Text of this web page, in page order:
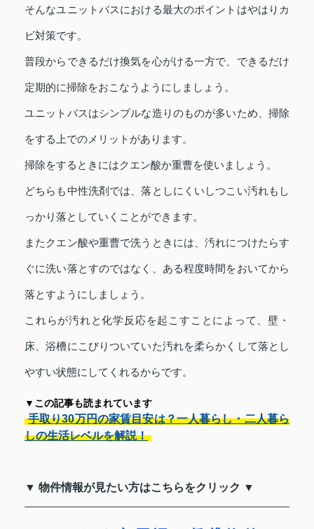
そんなユニットバスにおける最大のポイントはやはりカ
ビ対策です。
普段からできるだけ換気を心がける一方で、できるだけ
定期的に掃除をおこなうようにしましょう。
ユニットバスはシンプルな造りのものが多いため、掃除
をする上でのメリットがあります。
掃除をするときにはクエン酸か重曹を使いましょう。
どちらも中性洗剤では、落としにくいしつこい汚れもし
っかり落としていくことができます。
またクエン酸や重曹で洗うときには、汚れにつけたらす
ぐに洗い落とすのではなく、ある程度時間をおいてから
落とすようにしましょう。
これらが汚れと化学反応を起こすことによって、壁・
床、浴槽にこびりついていた汚れを柔らかくして落とし
やすい状態にしてくれるからです。
▼この記事も読まれています
手取り30万円の家賃目安は？一人暮らし・二人暮ら
しの生活レベルを解説！
▼ 物件情報が見たい方はこちらをクリック ▼